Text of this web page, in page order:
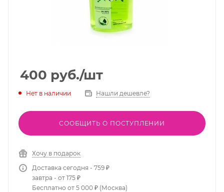
400 руб./шт
Нет в наличии Нашли дешевле?
СООБЩИТЬ О ПОСТУПЛЕНИИ
Хочу в подарок
Доставка сегодня - 759 ₽
завтра - от 175 ₽
Бесплатно от 5 000 ₽ (Москва)